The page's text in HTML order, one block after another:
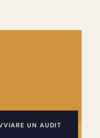
UN AUDIT